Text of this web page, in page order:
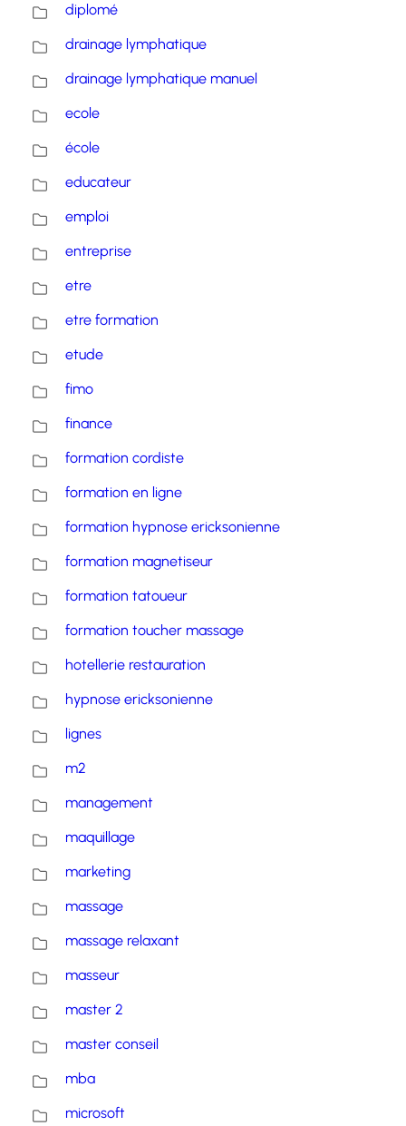
diplomé
drainage lymphatique
drainage lymphatique manuel
ecole
école
educateur
emploi
entreprise
etre
etre formation
etude
fimo
finance
formation cordiste
formation en ligne
formation hypnose ericksonienne
formation magnetiseur
formation tatoueur
formation toucher massage
hotellerie restauration
hypnose ericksonienne
lignes
m2
management
maquillage
marketing
massage
massage relaxant
masseur
master 2
master conseil
mba
microsoft